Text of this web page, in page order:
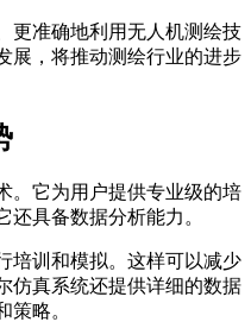
更准确地利用无人机测绘技
展，将推动测绘行业的进步
。它为用户提供专业级的培
具备数据分析能力。
培训和模拟。这样可以减少
仿真系统还提供详细的数据
策略。